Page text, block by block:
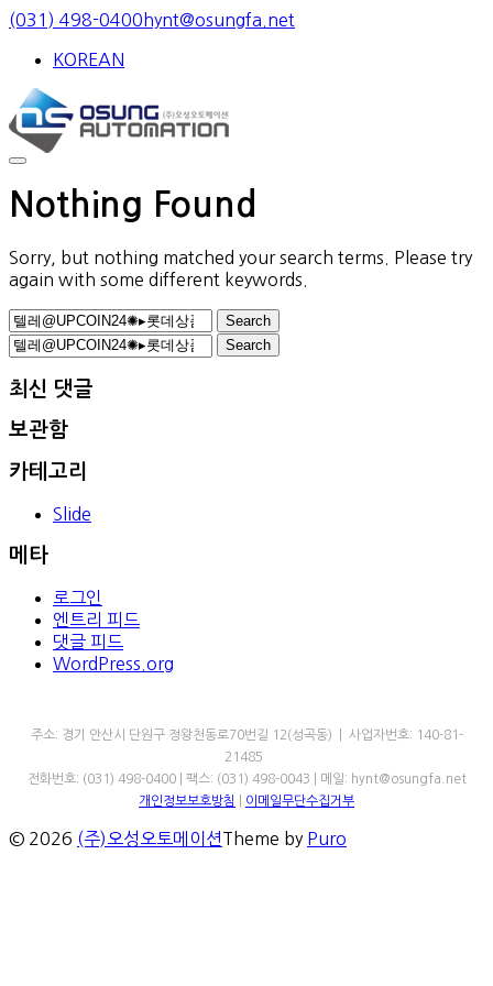
Skip
content
(031) 498-0400 hynt@osungfa.net
KOREAN
Nothing Found
Sorry, but nothing matched your search terms. Please try
again with some different keywords.
Search
for:
Search
최신 댓글
보관함
카테고리
Slide
메타
로그인
엔트리 피드
댓글 피드
WordPress.org
주소: 경기 안산시 단원구 정왕천동로70번길 12(성곡동) | 사업자번호: 140-81-
21485
전화번호: (031) 498-0400 | 팩스: (031) 498-0043 | 메일: hynt@osungfa.net
개인정보보호방침
이메일무단수집거부
© 2026 (주)오성오토메이션Theme by Puro